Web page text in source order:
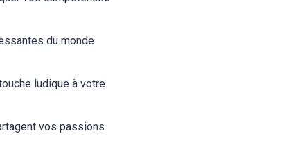
du monde
ludique à votre
vos passions